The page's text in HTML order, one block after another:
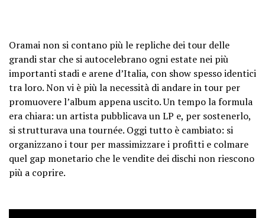
Oramai non si contano più le repliche dei tour delle
grandi star che si autocelebrano ogni estate nei più
importanti stadi e arene d’Italia, con show spesso identici
tra loro. Non vi è più la necessità di andare in tour per
promuovere l’album appena uscito. Un tempo la formula
era chiara: un artista pubblicava un LP e, per sostenerlo,
si strutturava una tournée. Oggi tutto è cambiato: si
organizzano i tour per massimizzare i profitti e colmare
quel gap monetario che le vendite dei dischi non riescono
più a coprire.